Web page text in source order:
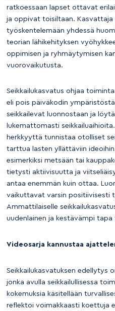
ratkoessaan lapset ottavat
ja oppivat toisiltaan. Kasvattaja
työskentelemään yhdessä
teorian lähikehityksen
oppimisen ja ryhmäytymisen
vuorovaikutusta.
Seikkailukasvatus ohjaa
eli pois päiväkodin
seikkailevat luonnostaan ja
lukemattomasti
herkkyyttä tunnistaa otolliset
tarttua lasten yllättäviin
esimerkiksi metsään tai
tietysti aktiivisuutta ja
antaa enemmän kuin ottaa.
vaikuttavat varsin positiivisesti
Ammattilaiselle
uudenlainen ja kestävämpi
Videosarja kannustaa
Seikkailukasvatuksen edellytys
jonka avulla seikkailullisessa
kokemuksia käsitellään
reflektoi voimakkaasti koettuja